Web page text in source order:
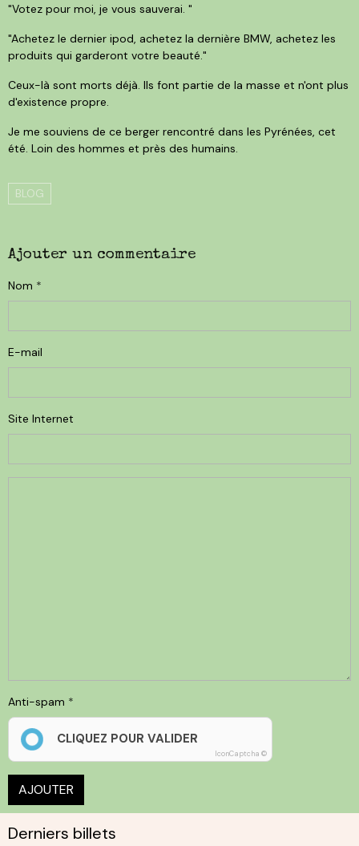
"Votez pour moi, je vous sauverai. "
"Achetez le dernier ipod, achetez la dernière BMW, achetez les
produits qui garderont votre beauté."
Ceux-là sont morts déjà. Ils font partie de la masse et n'ont plus
d'existence propre.
Je me souviens de ce berger rencontré dans les Pyrénées, cet
été. Loin des hommes et près des humains.
BLOG
Ajouter un commentaire
Nom
E-mail
Site Internet
Anti-spam
CLIQUEZ POUR VALIDER
IconCaptcha ©
AJOUTER
Derniers billets